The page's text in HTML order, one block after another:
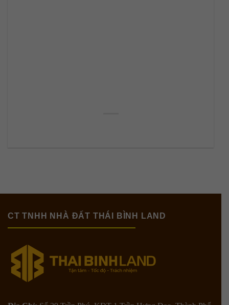
CT TNHH NHÀ ĐẤT THÁI BÌNH LAND